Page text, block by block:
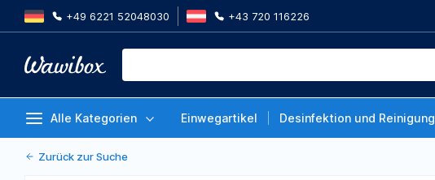
+49 6221 52048030 +43 720 116226
Alle Kategorien Einwegartikel Desinfektion und Reinigung
Von Kuraray Dental
Zurück zur Suche